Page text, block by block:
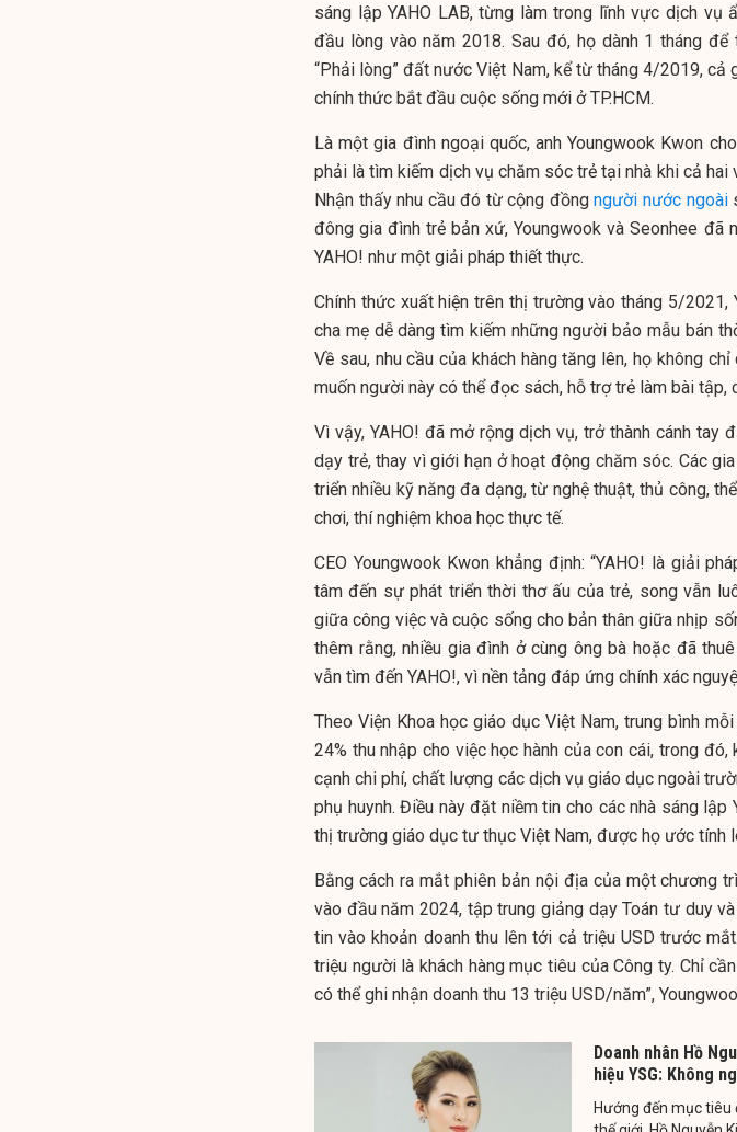
sáng lậpYAHO LAB, từng làm trong lĩnh vực dịch vụ
đầu lòng vào năm 2018. Sau đó, họ dành 1 tháng để
“Phải lòng” đất nước Việt Nam, kể từ tháng 4/2019, cả
chính thức bắt đầu cuộc sống mới ở TP.HCM.
Là một gia đình ngoại quốc, anh Youngwook Kwon
phải là tìm kiếm dịch vụ chăm sóc trẻ tại nhà khi cả hai
Nhận thấy nhu cầu đó từ cộng đồngngười nước ngoài
đông gia đình trẻ bản xứ, Youngwook và Seonhee đã
YAHO! như một giải pháp thiết thực.
Chính thức xuất hiện trên thị trường vào tháng 5/2021,
cha mẹ dễ dàng tìm kiếm những người bảo mẫu bán
Về sau, nhu cầu của khách hàng tăng lên, họ không
muốn người này có thể đọc sách, hỗ trợ trẻ làm bài tập,
Vì vậy, YAHO! đã mở rộng dịch vụ, trở thành cánh tay
dạy trẻ, thay vì giới hạn ở hoạt động chăm sóc. Các
triển nhiều kỹ năng đa dạng, từ nghệ thuật, thủ công,
chơi, thí nghiệm khoa học thực tế.
CEO Youngwook Kwon khẳng định: “YAHO! là giải
tâm đến sự phát triển thời thơ ấu của trẻ, song vẫn
giữa công việc và cuộc sống cho bản thân giữa nhịp
thêm rằng, nhiều gia đình ở cùng ông bà hoặc đã
vẫn tìm đến YAHO!, vì nền tảng đáp ứng chính xác
Theo Viện Khoa học giáo dục Việt Nam, trung bình
24% thu nhập cho việc học hành của con cái, trong
cạnh chi phí, chất lượng các dịch vụ giáo dục ngoài
phụ huynh. Điều này đặt niềm tin cho các nhà sáng
thị trường giáo dục tư thục Việt Nam, được họ ước tính
Bằng cách ra mắt phiên bản nội địa của một chương
vào đầu năm 2024, tập trung giảng dạy Toán tư duy
tin vào khoản doanh thu lên tới cả triệu USD trước
triệu người là khách hàng mục tiêu của Công ty. Chỉ
có thể ghi nhận doanh thu 13 triệu USD/năm”,
Doanh nhân Hồ
hiệu YSG: Không
Hướng đến mục